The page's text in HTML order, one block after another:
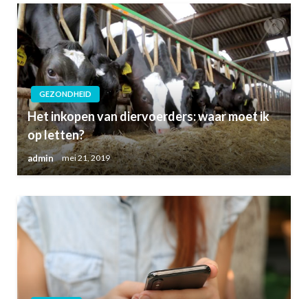
GEZONDHEID
Het inkopen van diervoerders: waar moet ik
op letten?
admin mei 21, 2019